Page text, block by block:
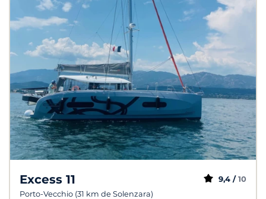
Excess 11
Porto-Vecchio (31 km de Solenzara)
9,4 / 10